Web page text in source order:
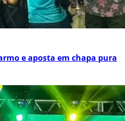
e aposta em chapa pura